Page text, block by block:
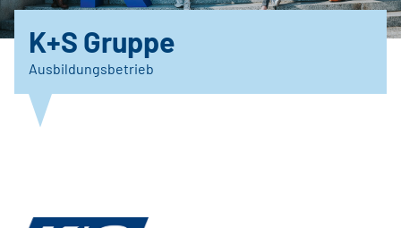
K+S Gruppe
Ausbildungsbetrieb